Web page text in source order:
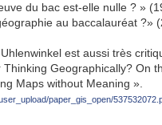
du bac est-elle nulle ? »
au baccalauréat ?»
est aussi très
Geographically? On
Maps without Meaning ».
paper_gis_open/